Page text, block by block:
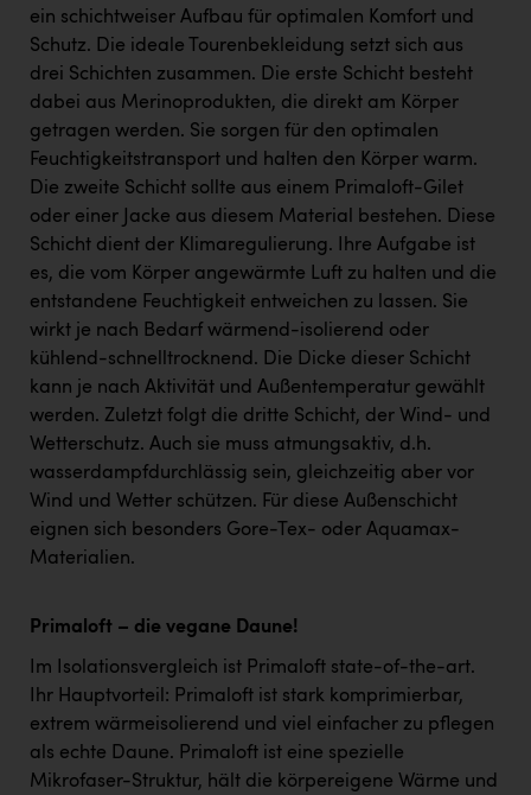
ein schichtweiser Aufbau für optimalen Komfort und
Schutz. Die ideale Tourenbekleidung setzt sich aus
drei Schichten zusammen. Die erste Schicht besteht
dabei aus Merinoprodukten, die direkt am Körper
getragen werden. Sie sorgen für den optimalen
Feuchtigkeitstransport und halten den Körper warm.
Die zweite Schicht sollte aus einem Primaloft-Gilet
oder einer Jacke aus diesem Material bestehen. Diese
Schicht dient der Klimaregulierung. Ihre Aufgabe ist
es, die vom Körper angewärmte Luft zu halten und die
entstandene Feuchtigkeit entweichen zu lassen. Sie
wirkt je nach Bedarf wärmend-isolierend oder
kühlend-schnelltrocknend. Die Dicke dieser Schicht
kann je nach Aktivität und Außentemperatur gewählt
werden. Zuletzt folgt die dritte Schicht, der Wind- und
Wetterschutz. Auch sie muss atmungsaktiv, d.h.
wasserdampfdurchlässig sein, gleichzeitig aber vor
Wind und Wetter schützen. Für diese Außenschicht
eignen sich besonders Gore-Tex- oder Aquamax-
Materialien.
Primaloft – die vegane Daune!
Im Isolationsvergleich ist Primaloft state-of-the-art.
Ihr Hauptvorteil: Primaloft ist stark komprimierbar,
extrem wärmeisolierend und viel einfacher zu pflegen
als echte Daune. Primaloft ist eine spezielle
Mikrofaser-Struktur, hält die körpereigene Wärme und